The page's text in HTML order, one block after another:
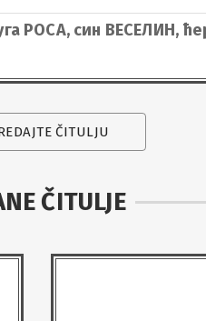
РОСА, син ВЕСЕЛИН,
ČITULJU
ČITULJE